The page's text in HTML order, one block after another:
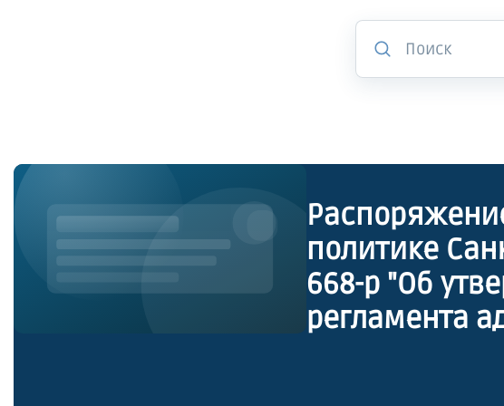
политике
668-р "Об
регламента